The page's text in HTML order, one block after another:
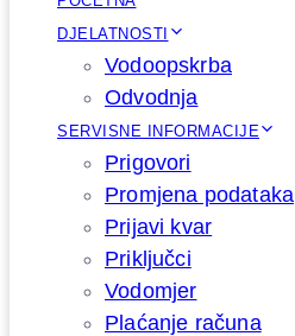
DJELATNOSTI
Vodoopskrba
Odvodnja
SERVISNE INFORMACIJE
Prigovori
Promjena podataka
Prijavi kvar
Priključci
Vodomjer
Plaćanje računa